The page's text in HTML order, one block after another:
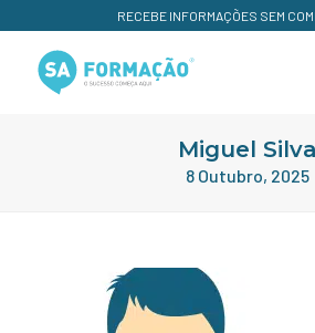
RECEBE INFORMAÇÕES SEM
Miguel Silva
8 Outubro, 2025